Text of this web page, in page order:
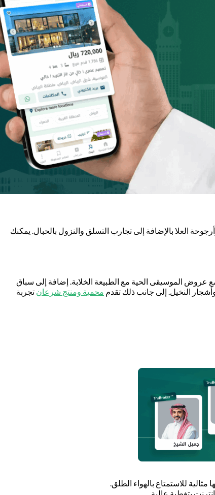
العلا بالإضافة إلى تجارب التسلق والنزول بالحبال. يمكنك
عروض الموسيقى الحية مع الطبيعة الخلابة. إضافة إلى سباق
النخيل. إلى جانب ذلك تقدم محمية ومنتج شرعان تجربة
للاستمتاع بالهواء الطلق.